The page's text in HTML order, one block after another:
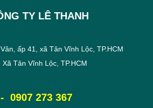
TY LÊ THANH
ấp 41, xã Tân Vĩnh Lộc, TP.HCM
Tân Vĩnh Lộc, TP.HCM
0907 273 367